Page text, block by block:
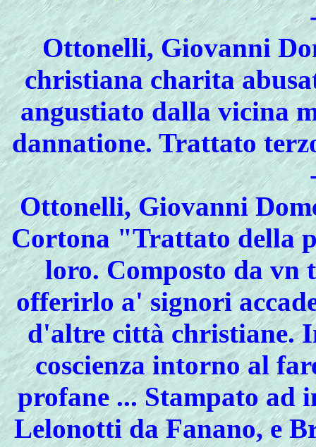
Ottonelli, Giovanni
christiana charita
angustiato dalla vicina
dannatione. Trattato
Ottonelli, Giovanni
Cortona "Trattato della
loro. Composto da vn
offerirlo a' signori
d'altre città christiane.
coscienza intorno al
profane ... Stampato ad
Lelonotti da Fanano, e